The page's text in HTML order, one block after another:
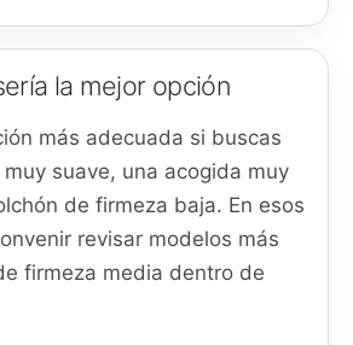
la mejor opción
más adecuada si buscas
suave, una acogida muy
de firmeza baja. En esos
revisar modelos más
firmeza media dentro de